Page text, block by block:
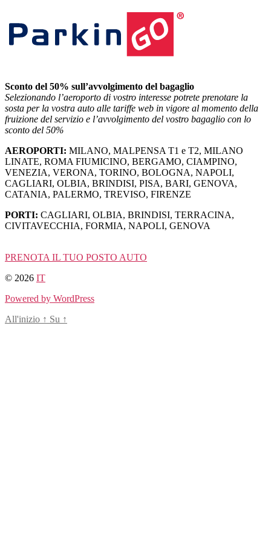
al
contenuto
Sconto del 50% sull’avvolgimento del bagaglio
Selezionando l’aeroporto di vostro interesse potrete prenotare la
sosta per la vostra auto alle tariffe web in vigore al momento della
fruizione del servizio e l’avvolgimento del vostro bagaglio con lo
sconto del 50%
AEROPORTI: MILANO, MALPENSA T1 e T2, MILANO
LINATE, ROMA FIUMICINO, BERGAMO, CIAMPINO,
VENEZIA, VERONA, TORINO, BOLOGNA, NAPOLI,
CAGLIARI, OLBIA, BRINDISI, PISA, BARI, GENOVA,
CATANIA, PALERMO, TREVISO, FIRENZE
PORTI: CAGLIARI, OLBIA, BRINDISI, TERRACINA,
CIVITAVECCHIA, FORMIA, NAPOLI, GENOVA
PRENOTA IL TUO POSTO AUTO
© 2026 IT
Powered by WordPress
All'inizio ↑ Su ↑